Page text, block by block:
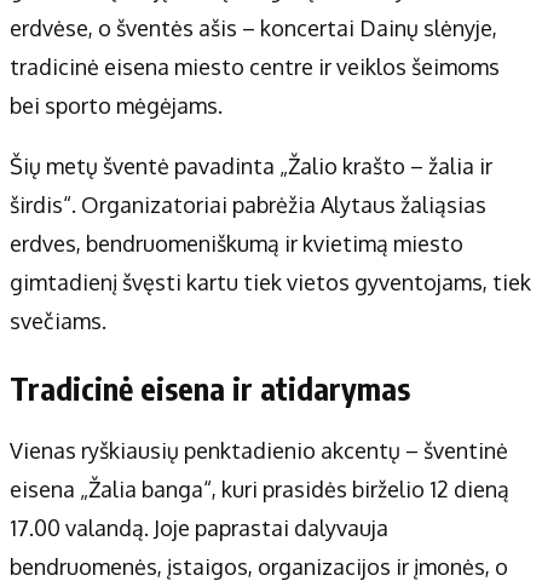
Apie mus
Autoriai
Kontaktai
Privatumo politika
Redakcijos politika
Receptai
erdvėse, o šventės ašis – koncertai Dainų slėnyje,
tradicinė eisena miesto centre ir veiklos šeimoms
bei sporto mėgėjams.
Šių metų šventė pavadinta „Žalio krašto – žalia ir
širdis“. Organizatoriai pabrėžia Alytaus žaliąsias
erdves, bendruomeniškumą ir kvietimą miesto
gimtadienį švęsti kartu tiek vietos gyventojams, tiek
svečiams.
Tradicinė eisena ir atidarymas
Vienas ryškiausių penktadienio akcentų – šventinė
eisena „Žalia banga“, kuri prasidės birželio 12 dieną
17.00 valandą. Joje paprastai dalyvauja
bendruomenės, įstaigos, organizacijos ir įmonės, o